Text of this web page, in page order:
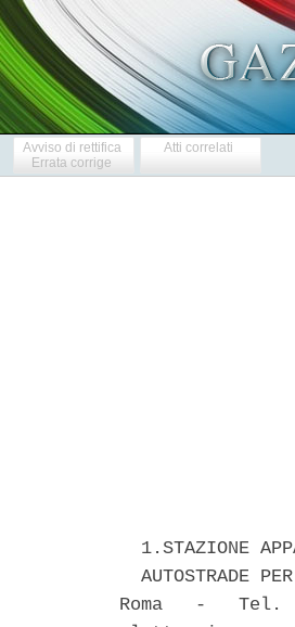
Avviso di rettifica
Errata corrige
Atti correlati